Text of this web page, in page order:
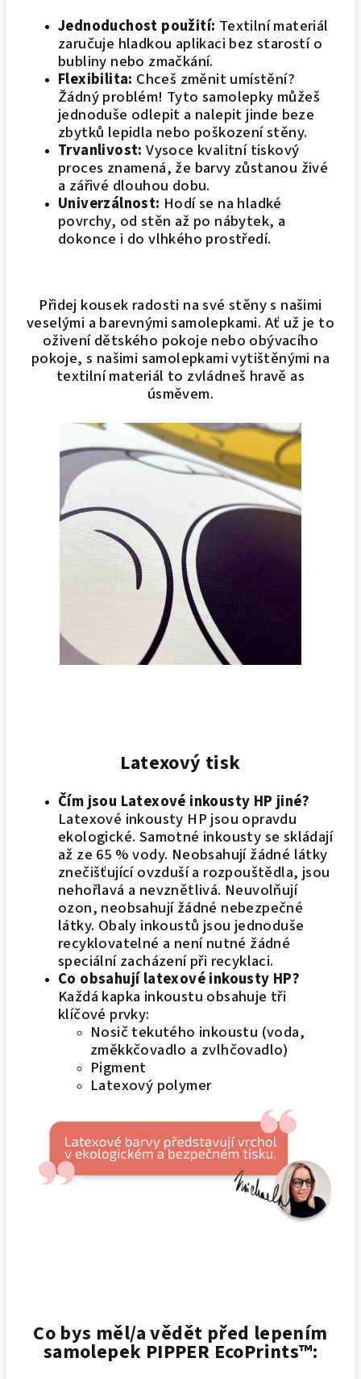
Jednoduchost použití: Textilní materiál
zaručuje hladkou aplikaci bez starostí o
bubliny nebo zmačkání.
Flexibilita: Chceš změnit umístění?
Žádný problém! Tyto samolepky můžeš
jednoduše odlepit a nalepit jinde beze
zbytků lepidla nebo poškození stěny.
Trvanlivost: Vysoce kvalitní tiskový
proces znamená, že barvy zůstanou živé
a zářivé dlouhou dobu.
Univerzálnost: Hodí se na hladké
povrchy, od stěn až po nábytek, a
dokonce i do vlhkého prostředí.
Přidej kousek radosti na své stěny s našimi
veselými a barevnými samolepkami. Ať už je to
oživení dětského pokoje nebo obývacího
pokoje, s našimi samolepkami vytištěnými na
textilní materiál to zvládneš hravě as
úsměvem.
Latexový tisk
Čím jsou Latexové inkousty HP jiné?
Latexové inkousty HP jsou opravdu
ekologické. Samotné inkousty se skládají
až ze 65 % vody. Neobsahují žádné látky
znečišťující ovzduší a rozpouštědla, jsou
nehořlavá a nevznětlivá. Neuvolňují
ozon, neobsahují žádné nebezpečné
látky. Obaly inkoustů jsou jednoduše
recyklovatelné a není nutné žádné
speciální zacházení při recyklaci.
Co obsahují latexové inkousty HP?
Každá kapka inkoustu obsahuje tři
klíčové prvky:
Nosič tekutého inkoustu (voda,
změkkčovadlo a zvlhčovadlo)
Pigment
Latexový polymer
Co bys měl/a vědět před lepením
samolepek PIPPER EcoPrints™: